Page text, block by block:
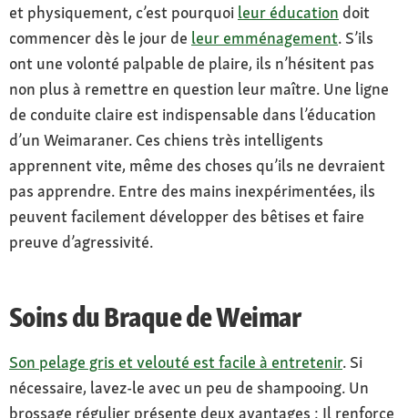
Santé
Santé
et physiquement, c’est pourquoi leur éducation doit
commencer dès le jour de leur emménagement. S’ils
ont une volonté palpable de plaire, ils n’hésitent pas
non plus à remettre en question leur maître. Une ligne
de conduite claire est indispensable dans l’éducation
d’un Weimaraner. Ces chiens très intelligents
apprennent vite, même des choses qu’ils ne devraient
pas apprendre. Entre des mains inexpérimentées, ils
peuvent facilement développer des bêtises et faire
preuve d’agressivité.
Soins du Braque de Weimar
Son pelage gris et velouté est facile à entretenir. Si
nécessaire, lavez-le avec un peu de shampooing. Un
brossage régulier présente deux avantages : Il renforce